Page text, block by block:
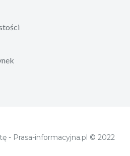
- Prasa-informacyjna.pl © 2022